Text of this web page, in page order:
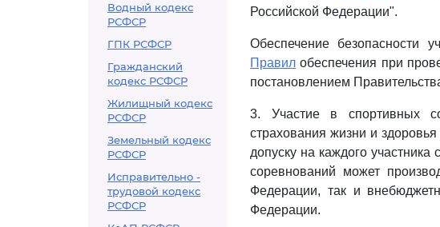
Водный кодекс
РСФСР
ГПК РСФСР
Гражданский
кодекс РСФСР
Жилищный кодекс
РСФСР
Земельный кодекс
РСФСР
Исправительно -
трудовой кодекс
РСФСР
Российской Федерации".
Обеспечение безопасности
Правил обеспечения при
постановлением
3. Участие в спортивных
страхования жизни и
допуску на каждого
соревнований может
Федерации, так и
Федерации.